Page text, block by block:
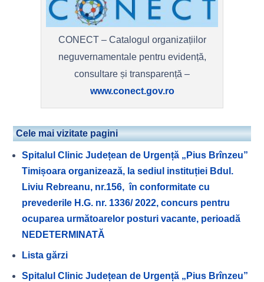
CONECT – Catalogul organizațiilor
neguvernamentale pentru evidență,
consultare și transparență –
www.conect.gov.ro
Cele mai vizitate pagini
Spitalul Clinic Județean de Urgență „Pius Brînzeu”
Timișoara organizează, la sediul instituției Bdul.
Liviu Rebreanu, nr.156, în conformitate cu
prevederile H.G. nr. 1336/ 2022, concurs pentru
ocuparea următoarelor posturi vacante, perioadă
NEDETERMINATĂ
Lista gărzi
Spitalul Clinic Județean de Urgență „Pius Brînzeu”